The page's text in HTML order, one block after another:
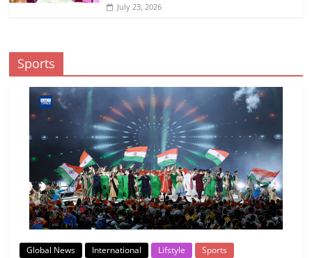
July 23, 2026
Sports
Global News International Lifstyle
Sports